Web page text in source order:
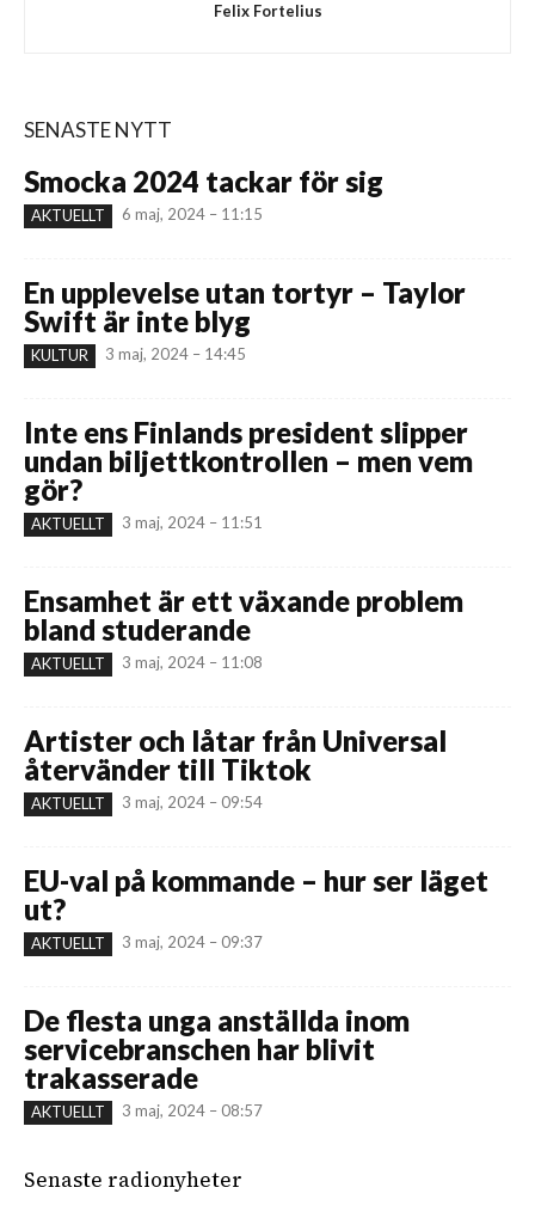
Felix Fortelius
SENASTE NYTT
Smocka 2024 tackar för sig
AKTUELLT 6 maj, 2024 – 11:15
En upplevelse utan tortyr – Taylor
Swift är inte blyg
KULTUR 3 maj, 2024 – 14:45
Inte ens Finlands president slipper
undan biljettkontrollen – men vem
gör?
AKTUELLT 3 maj, 2024 – 11:51
Ensamhet är ett växande problem
bland studerande
AKTUELLT 3 maj, 2024 – 11:08
Artister och låtar från Universal
återvänder till Tiktok
AKTUELLT 3 maj, 2024 – 09:54
EU-val på kommande – hur ser läget
ut?
AKTUELLT 3 maj, 2024 – 09:37
De flesta unga anställda inom
servicebranschen har blivit
trakasserade
AKTUELLT 3 maj, 2024 – 08:57
Senaste radionyheter